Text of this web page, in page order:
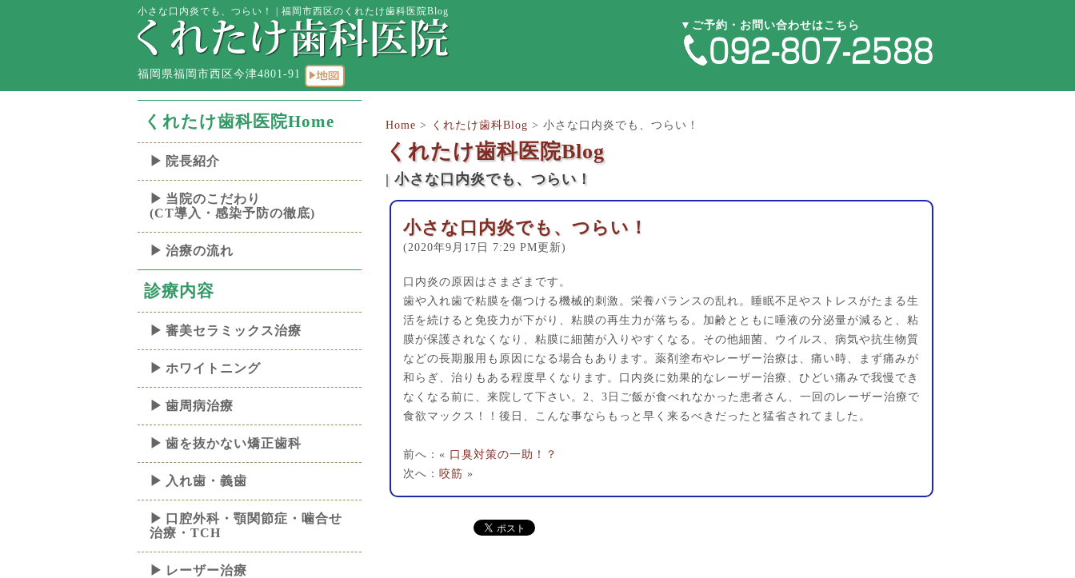
小さな口内炎でも、つらい！ | 福岡市西区のくれたけ歯科医院Blog
福岡県福岡市西区今津4801-91
▼ご予約・お問い合わせはこちら
くれたけ歯科医院Home
院長紹介
当院のこだわり
(CT導入・感染予防の徹底)
治療の流れ
診療内容
審美セラミックス治療
ホワイトニング
歯周病治療
歯を抜かない矯正歯科
入れ歯・義歯
口腔外科・顎関節症・噛合せ
治療・TCH
レーザー治療
Home > くれたけ歯科Blog > 小さな口内炎でも、つらい！
くれたけ歯科医院Blog
| 小さな口内炎でも、つらい！
小さな口内炎でも、つらい！
(2020年9月17日 7:29 PM更新)
口内炎の原因はさまざまです。
歯や入れ歯で粘膜を傷つける機械的刺激。栄養バランスの乱れ。睡眠不足やストレスがたまる生
活を続けると免疫力が下がり、粘膜の再生力が落ちる。加齢とともに唾液の分泌量が減ると、粘
膜が保護されなくなり、粘膜に細菌が入りやすくなる。その他細菌、ウイルス、病気や抗生物質
などの長期服用も原因になる場合もあります。薬剤塗布やレーザー治療は、痛い時、まず痛みが
和らぎ、治りもある程度早くなります。口内炎に効果的なレーザー治療、ひどい痛みで我慢でき
なくなる前に、来院して下さい。2、3日ご飯が食べれなかった患者さん、一回のレーザー治療で
食欲マックス！！後日、こんな事ならもっと早く来るべきだったと猛省されてました。
前へ：« 口臭対策の一助！？
次へ： 咬筋 »